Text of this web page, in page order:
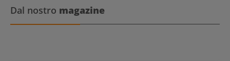
Dal nostro magazine